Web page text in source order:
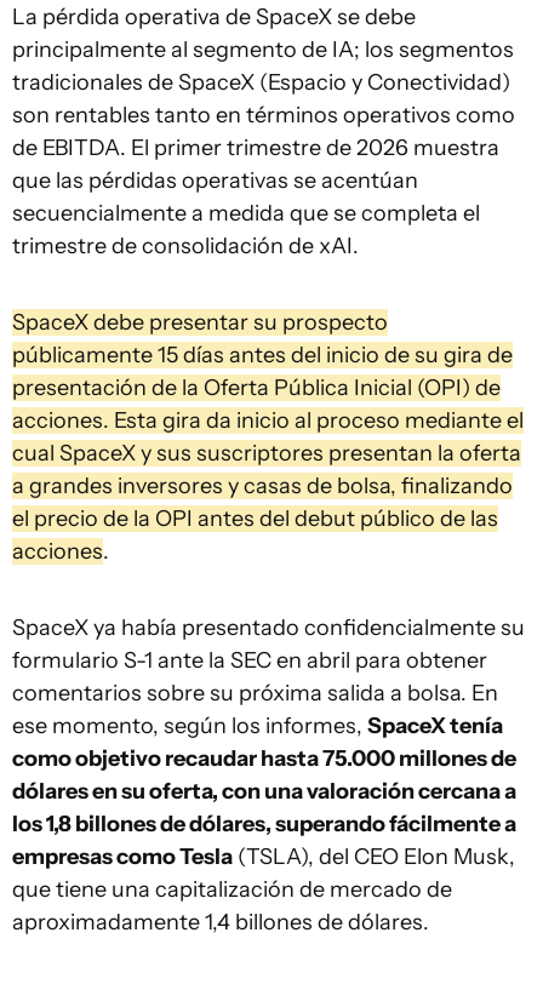
La pérdida operativa de SpaceX se debe
principalmente al segmento de IA; los segmentos
tradicionales de SpaceX (Espacio y Conectividad)
son rentables tanto en términos operativos como
de EBITDA. El primer trimestre de 2026 muestra
que las pérdidas operativas se acentúan
secuencialmente a medida que se completa el
trimestre de consolidación de xAI.
SpaceX debe presentar su prospecto
públicamente 15 días antes del inicio de su gira de
presentación de la Oferta Pública Inicial (OPI) de
acciones. Esta gira da inicio al proceso mediante el
cual SpaceX y sus suscriptores presentan la oferta
a grandes inversores y casas de bolsa, finalizando
el precio de la OPI antes del debut público de las
acciones.
SpaceX ya había presentado confidencialmente su
formulario S-1 ante la SEC en abril para obtener
comentarios sobre su próxima salida a bolsa. En
ese momento, según los informes, SpaceX tenía
como objetivo recaudar hasta 75.000 millones de
dólares en su oferta, con una valoración cercana a
los 1,8 billones de dólares, superando fácilmente a
empresas como Tesla (TSLA), del CEO Elon Musk,
que tiene una capitalización de mercado de
aproximadamente 1,4 billones de dólares.